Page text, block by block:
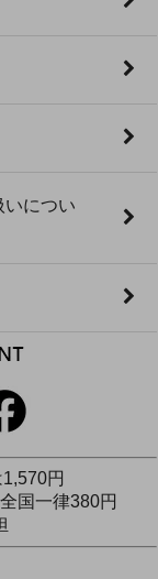
いについ
円
国一律380円